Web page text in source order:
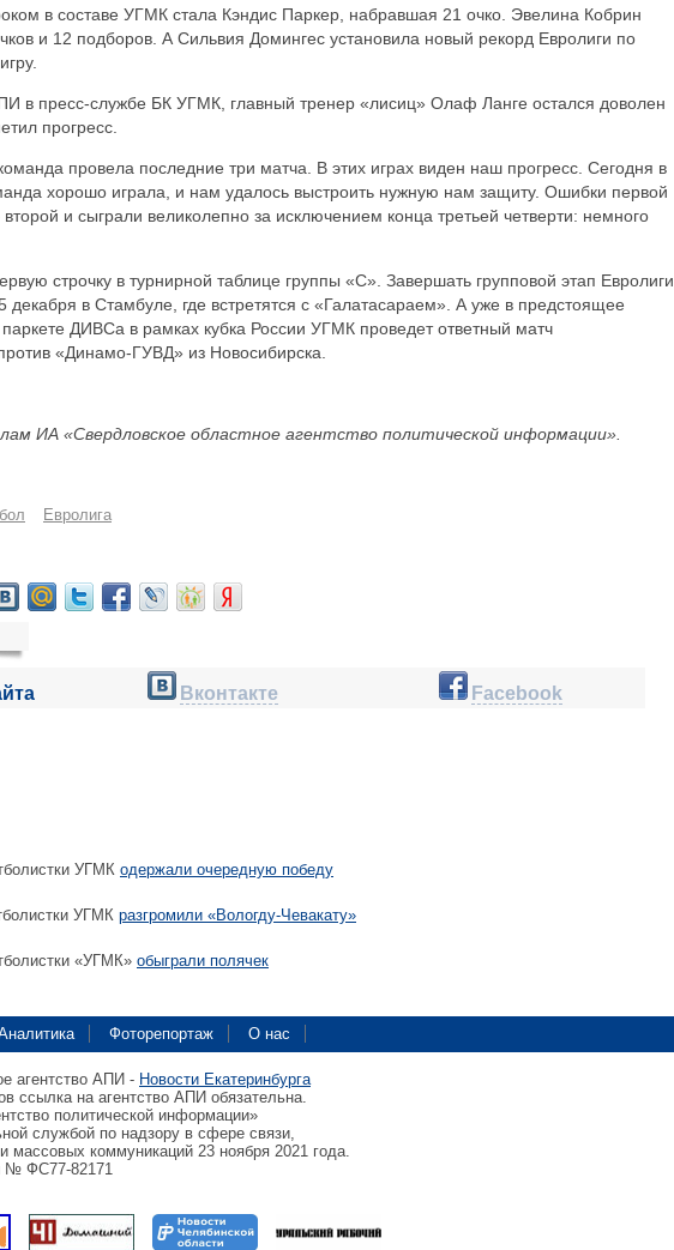
в составе УГМК стала Кэндис Паркер, набравшая 21 очко. Эвелина Кобрин
и 12 подборов. А Сильвия Домингес установила новый рекорд Евролиги по
в пресс-службе БК УГМК, главный тренер «лисиц» Олаф Ланге остался доволен
прогресс.
провела последние три матча. В этих играх виден наш прогресс. Сегодня в
хорошо играла, и нам удалось выстроить нужную нам защиту. Ошибки первой
и сыграли великолепно за исключением конца третьей четверти: немного
строчку в турнирной таблице группы «С». Завершать групповой этап Евролиги
декабря в Стамбуле, где встретятся с «Галатасараем». А уже в предстоящее
ДИВСа в рамках кубка России УГМК проведет ответный матч
«Динамо-ГУВД» из Новосибирска.
ИА «Свердловское областное агентство политической информации».
Евролига
Вконтакте Facebook
УГМК одержали очередную победу
УГМК разгромили «Вологду-Чевакату»
«УГМК» обыграли полячек
Фоторепортаж О нас
агентство АПИ - Новости Екатеринбурга
ссылка на агентство АПИ обязательна.
политической информации»
службой по надзору в сфере связи,
массовых коммуникаций 23 ноября 2021 года.
№ ФС77-82171